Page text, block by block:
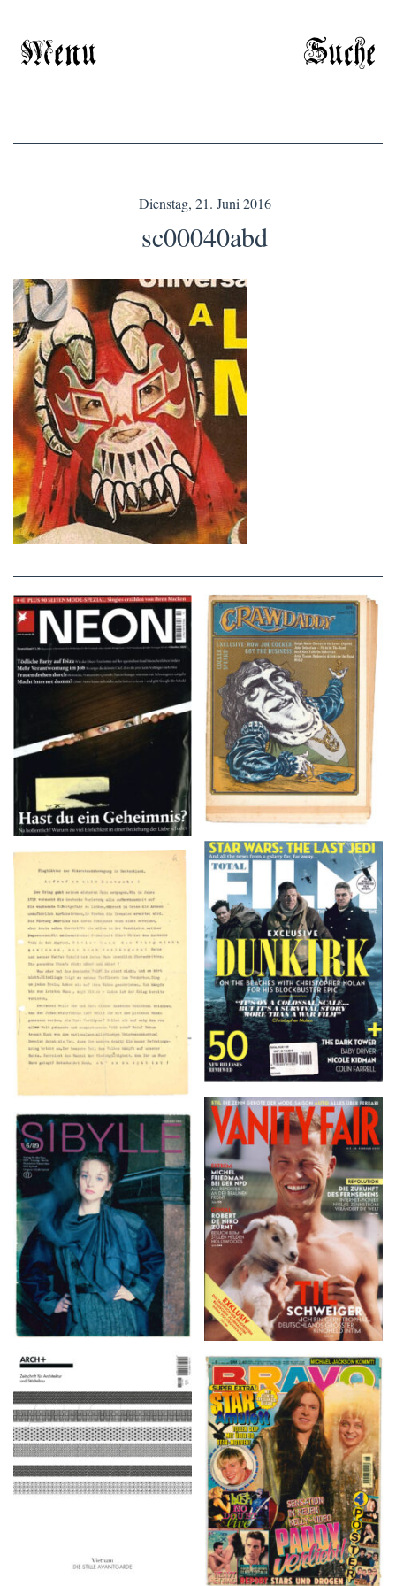
Menu Suche
Dienstag, 21. Juni 2016
sc00040abd
NEON – OKTOBER
2008
Crawdaddy – June/11/72
TOTAL FILM #260 –
SUMMER 2017
Flugblätter der Weissen
Rose – V, Januar 1943
VANITY FAIR – Nr. 7 –
8. Februar 2007
SIBYLLE 6/89
ARCH+ Nr. 226, Herbst
2016
BRAVO – Nr. 8, 13. Febr.
1997